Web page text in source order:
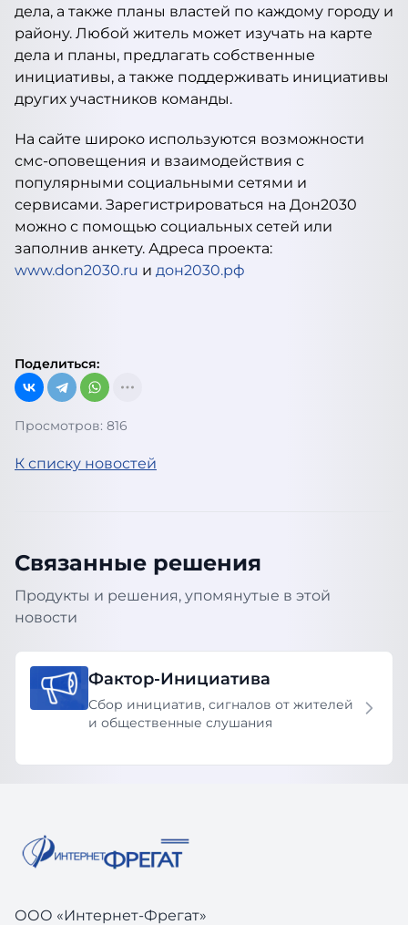
дела, а также планы властей по каждому городу и
району. Любой житель может изучать на карте
дела и планы, предлагать собственные
инициативы, а также поддерживать инициативы
других участников команды.
На сайте широко используются возможности
смс-оповещения и взаимодействия с
популярными социальными сетями и
сервисами. Зарегистрироваться на Дон2030
можно с помощью социальных сетей или
заполнив анкету. Адреса проекта:
www.don2030.ru и дон2030.рф
Поделиться:
Просмотров: 816
К списку новостей
Связанные решения
Продукты и решения, упомянутые в этой
новости
Фактор-Инициатива
Сбор инициатив, сигналов от жителей
и общественные слушания
ООО «Интернет-Фрегат»